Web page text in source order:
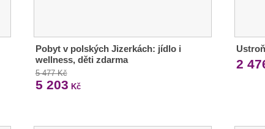
Pobyt v polských Jizerkách: jídlo i
wellness, děti zdarma
5 477 Kč
5 203 Kč
2